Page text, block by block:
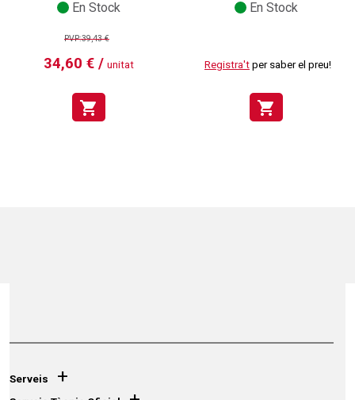
En Stock
PVP:39,43 €
34,60 € / unitat
shopping_cart
En Stock
Registra't per saber el preu!
shopping_cart
Serveis +